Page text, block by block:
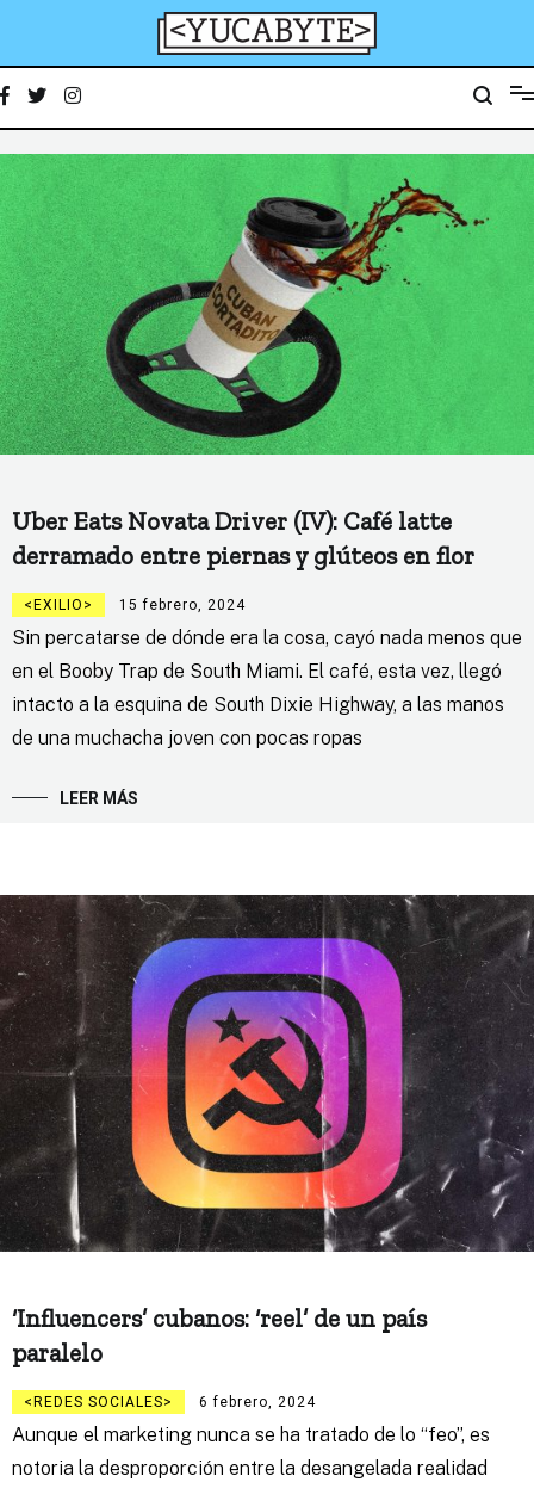
YucaByte
Uber Eats Novata Driver (IV): Café latte
derramado entre piernas y glúteos en flor
EXILIO 15 febrero, 2024
Sin percatarse de dónde era la cosa, cayó nada menos que
en el Booby Trap de South Miami. El café, esta vez, llegó
intacto a la esquina de South Dixie Highway, a las manos
de una muchacha joven con pocas ropas
LEER MÁS
‘Influencers’ cubanos: ‘reel’ de un país
paralelo
REDES SOCIALES 6 febrero, 2024
Aunque el marketing nunca se ha tratado de lo “feo”, es
notoria la desproporción entre la desangelada realidad